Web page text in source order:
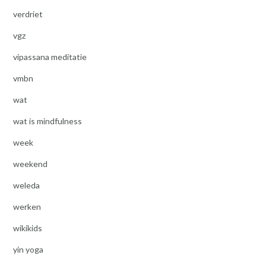
verdriet
vgz
vipassana meditatie
vmbn
wat
wat is mindfulness
week
weekend
weleda
werken
wikikids
yin yoga